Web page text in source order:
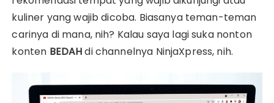
kuliner yang wajib dicoba. Biasanya teman-teman
carinya di mana, nih? Kalau saya lagi suka nonton
konten BEDAHdi channelnya NinjaXpress, nih.